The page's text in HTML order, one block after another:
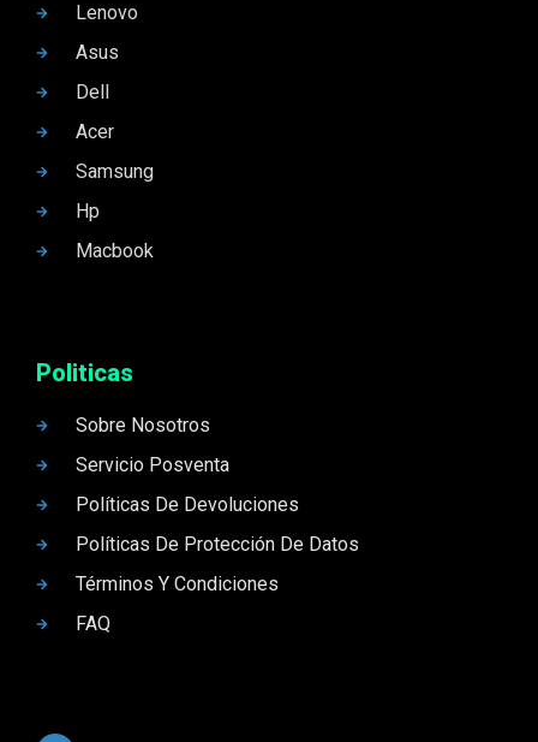
Lenovo
Asus
Dell
Acer
Samsung
Hp
Macbook
Politicas
Sobre Nosotros
Servicio Posventa
Políticas De Devoluciones
Políticas De Protección De Datos
Términos Y Condiciones
FAQ